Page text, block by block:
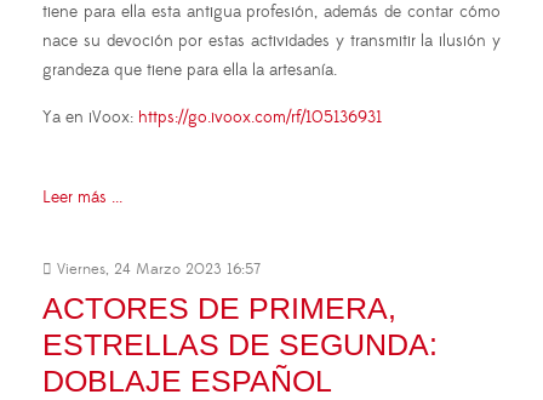
tiene para ella esta antigua profesión, además de contar cómo
nace su devoción por estas actividades y transmitir la ilusión y
grandeza que tiene para ella la artesanía.
Ya en iVoox: https://go.ivoox.com/rf/105136931
Leer más ...
Viernes, 24 Marzo 2023 16:57
ACTORES DE PRIMERA,
ESTRELLAS DE SEGUNDA:
DOBLAJE ESPAÑOL